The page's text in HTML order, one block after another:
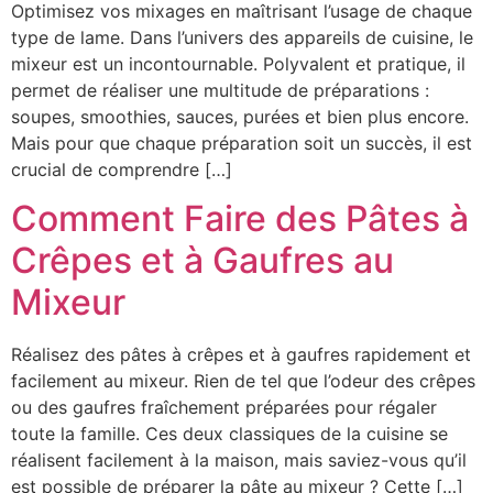
Optimisez vos mixages en maîtrisant l’usage de chaque
type de lame. Dans l’univers des appareils de cuisine, le
mixeur est un incontournable. Polyvalent et pratique, il
permet de réaliser une multitude de préparations :
soupes, smoothies, sauces, purées et bien plus encore.
Mais pour que chaque préparation soit un succès, il est
crucial de comprendre […]
Comment Faire des Pâtes à
Crêpes et à Gaufres au
Mixeur
Réalisez des pâtes à crêpes et à gaufres rapidement et
facilement au mixeur. Rien de tel que l’odeur des crêpes
ou des gaufres fraîchement préparées pour régaler
toute la famille. Ces deux classiques de la cuisine se
réalisent facilement à la maison, mais saviez-vous qu’il
est possible de préparer la pâte au mixeur ? Cette […]